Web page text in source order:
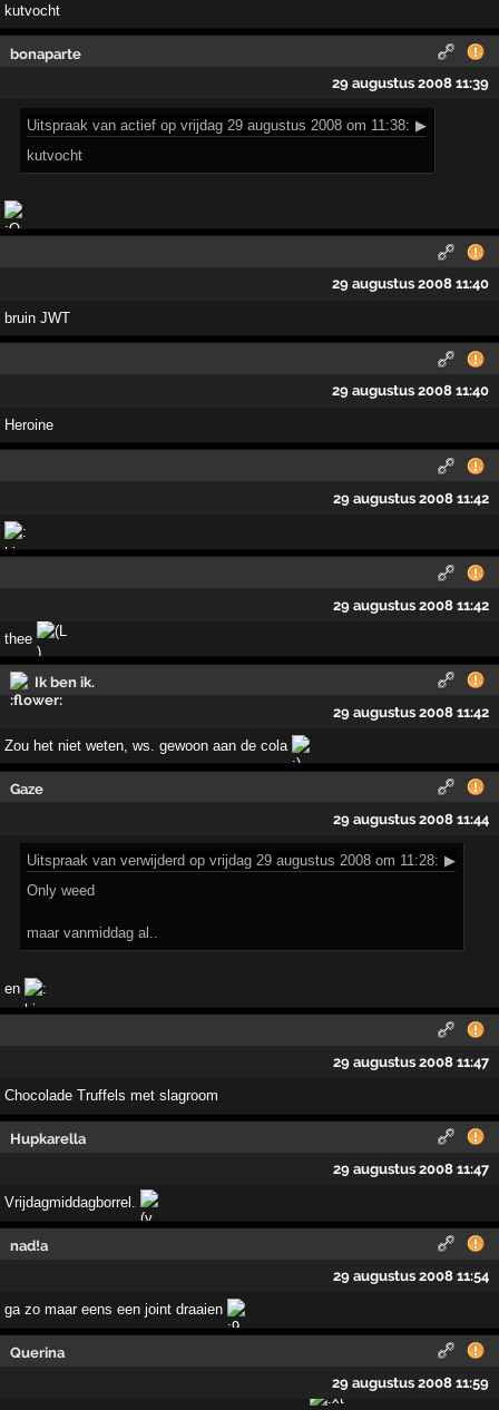
kutvocht
bonaparte
29 augustus 2008 11:39
Uitspraak van actief op vrijdag 29 augustus 2008 om 11:38: ▶
kutvocht
29 augustus 2008 11:40
bruin JWT
29 augustus 2008 11:40
Heroine
29 augustus 2008 11:42
29 augustus 2008 11:42
thee
Ik ben ik.
29 augustus 2008 11:42
Zou het niet weten, ws. gewoon aan de cola
Gaze
29 augustus 2008 11:44
Uitspraak van verwijderd op vrijdag 29 augustus 2008 om 11:28: ▶
Only weed
maar vanmiddag al..
en
29 augustus 2008 11:47
Chocolade Truffels met slagroom
Hupkarella
29 augustus 2008 11:47
Vrijdagmiddagborrel.
nad!a
29 augustus 2008 11:54
ga zo maar eens een joint draaien
Querina
29 augustus 2008 11:59